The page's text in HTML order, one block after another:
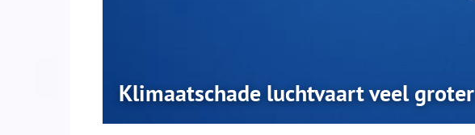
Klimaatschade luchtvaart veel groter